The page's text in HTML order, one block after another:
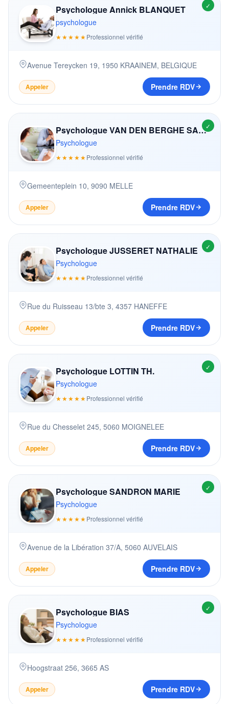
✓
Psychologue Annick BLANQUET
psychologue
★★★★★Professionnel vérifié
Avenue Tereycken 19, 1950 KRAAINEM, BELGIQUE
Appeler Prendre RDV
✓
Psychologue VAN DEN BERGHE SABINE
Psychologue
★★★★★Professionnel vérifié
Gemeenteplein 10, 9090 MELLE
Appeler Prendre RDV
✓
Psychologue JUSSERET NATHALIE
Psychologue
★★★★★Professionnel vérifié
Rue du Ruisseau 13/bte 3, 4357 HANEFFE
Appeler Prendre RDV
✓
Psychologue LOTTIN TH.
Psychologue
★★★★★Professionnel vérifié
Rue du Chesselet 245, 5060 MOIGNELEE
Appeler Prendre RDV
✓
Psychologue SANDRON MARIE
Psychologue
★★★★★Professionnel vérifié
Avenue de la Libération 37/A, 5060 AUVELAIS
Appeler Prendre RDV
✓
Psychologue BIAS
Psychologue
★★★★★Professionnel vérifié
Hoogstraat 256, 3665 AS
Appeler Prendre RDV